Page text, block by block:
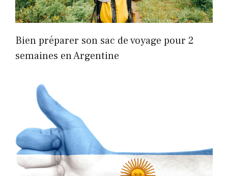
Bien préparer son sac de voyage pour 2
semaines en Argentine